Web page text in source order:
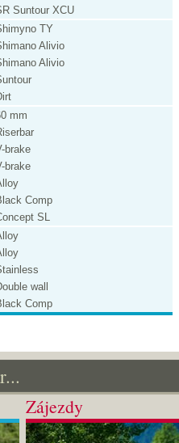
Suntour XCU
TY
Alivio
Alivio
mm
brake
brake
Comp
SL
wall
Comp
Zájezdy